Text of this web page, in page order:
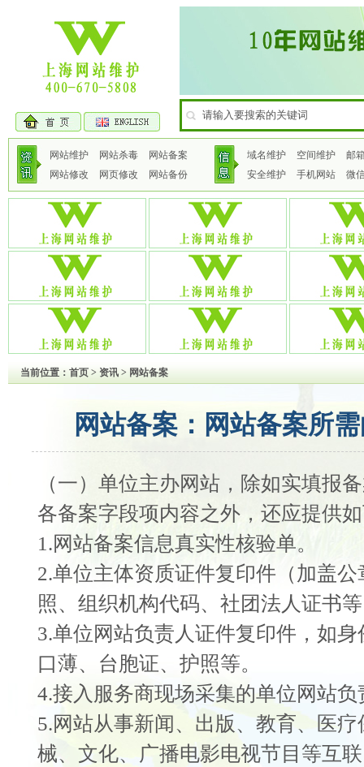
网站维护 网站杀毒
网站备案
网站修改
网页修改 网站备份
域名维护 空间维护
邮
安全维护
手机网站 微
当前位置： 首页 > 资讯 > 网站备案
网站备案：网站备案所
（一）单位主办网站，除如实填报
各备案字段项内容之外，还应提供
1.网站备案信息真实性核验单。
2.单位主体资质证件复印件（加盖
照、组织机构代码、社团法人证书
3.单位网站负责人证件复印件，如
口薄、台胞证、护照等。
4.接入服务商现场采集的单位网站负
5.网站从事新闻、出版、教育、医
械、文化、广播电影电视节目等互